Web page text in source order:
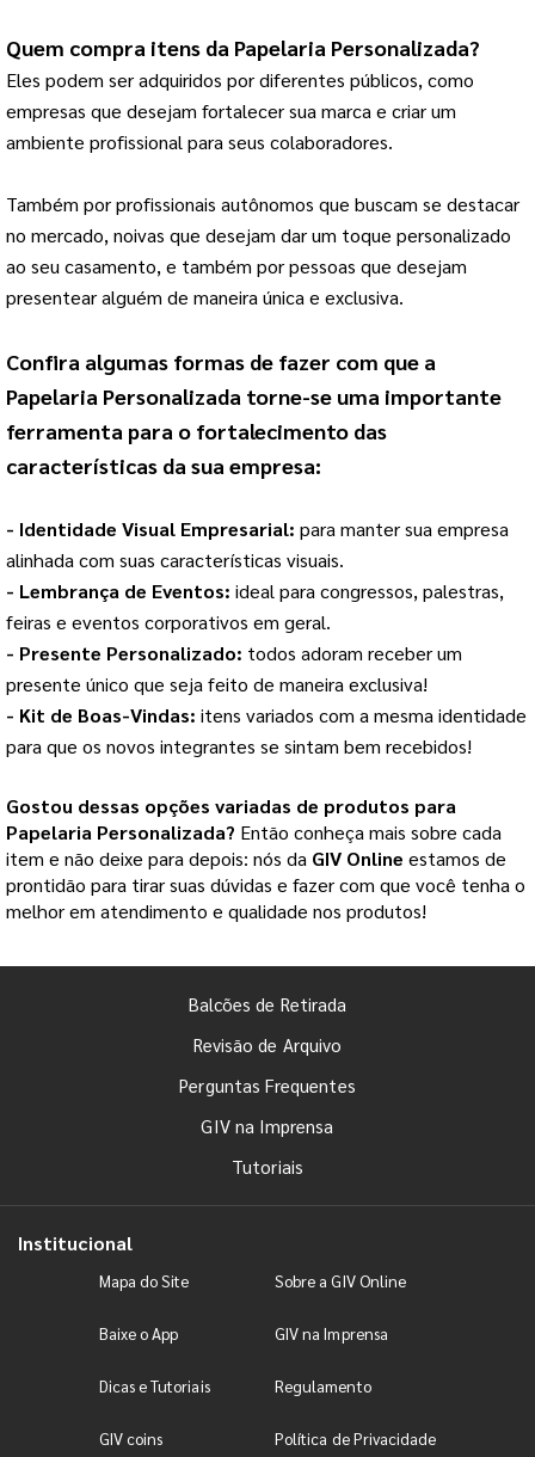
Quem compra itens da Papelaria Personalizada?
Eles podem ser adquiridos por diferentes públicos, como
empresas que desejam fortalecer sua marca e criar um
ambiente profissional para seus colaboradores.
Também por profissionais autônomos que buscam se destacar
no mercado, noivas que desejam dar um toque personalizado
ao seu casamento, e também por pessoas que desejam
presentear alguém de maneira única e exclusiva.
Papelaria Personalizada torne-se uma importante
ferramenta para o fortalecimento das
características da sua empresa:
- Identidade Visual Empresarial: para manter sua empresa
alinhada com suas características visuais.
- Lembrança de Eventos: ideal para congressos, palestras,
feiras e eventos corporativos em geral.
- Presente Personalizado: todos adoram receber um
presente único que seja feito de maneira exclusiva!
- Kit de Boas-Vindas: itens variados com a mesma identidade
para que os novos integrantes se sintam bem recebidos!
Gostou dessas opções variadas de produtos para
Papelaria Personalizada? Então conheça mais sobre cada
item e não deixe para depois: nós da GIV Online estamos de
prontidão para tirar suas dúvidas e fazer com que você tenha o
melhor em atendimento e qualidade nos produtos!
Balcões de Retirada
Revisão de Arquivo
Perguntas Frequentes
GIV na Imprensa
Tutoriais
Institucional
Mapa do Site Sobre a GIV Online
Baixe o App GIV na Imprensa
Dicas e Tutoriais Regulamento
GIV coins Política de Privacidade